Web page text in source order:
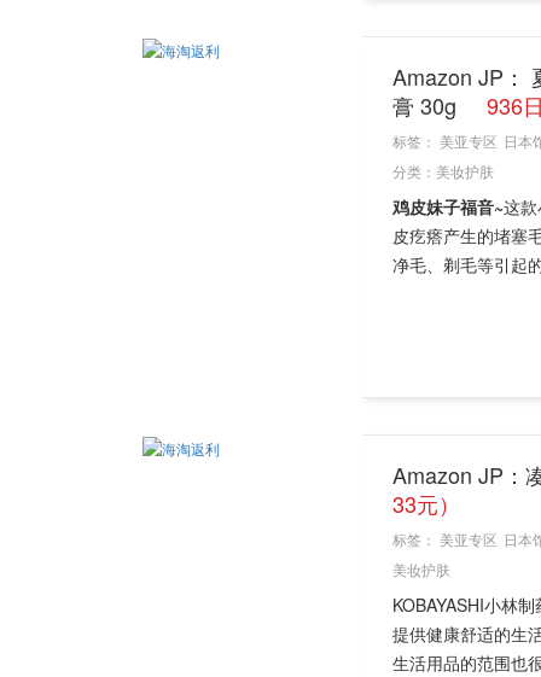
Amazon JP：
膏 30g
936
标签： 美亚专区 日本
分类： 美妆护肤
鸡皮妹子福音~这
皮疙瘩产生的堵塞
净毛、剃毛等引起
Amazon JP：
33元）
标签： 美亚专区 日本
美妆护肤
KOBAYASHI小林
提供健康舒适的生
生活用品的范围也